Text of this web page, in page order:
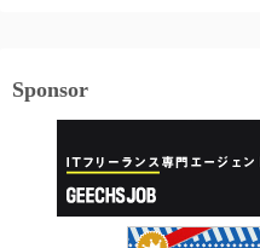
Sponsor